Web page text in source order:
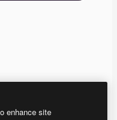
enhance site